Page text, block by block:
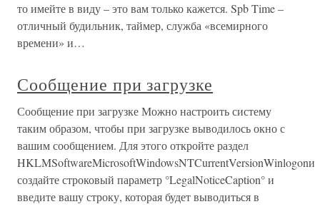
то имейте в виду – это вам только кажется. Spb Time –
отличный будильник, таймер, служба «всемирного
времени» и…
Сообщение при загрузке
Сообщение при загрузке Можно настроить систему
таким образом, чтобы при загрузке выводилось окно с
вашим сообщением. Для этого откройте раздел
HKLMSoftwareMicrosoftWindowsNTCurrentVersionWinlogonи
создайте строковый параметр °LegalNoticeCaption° и
введите вашу строку, которая будет выводиться в